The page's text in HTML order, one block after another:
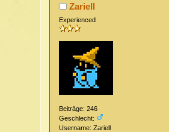
Zariell
Experienced
Beiträge: 246
Geschlecht:
Username: Zariell